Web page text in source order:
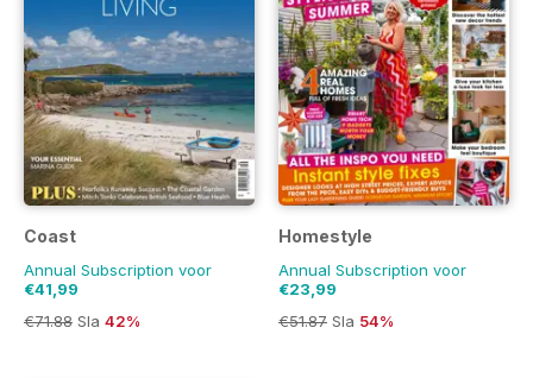
Coast
Annual Subscription voor
€41,99
€71.88 Sla 42%
Homestyle
Annual Subscription voor
€23,99
€51.87 Sla 54%